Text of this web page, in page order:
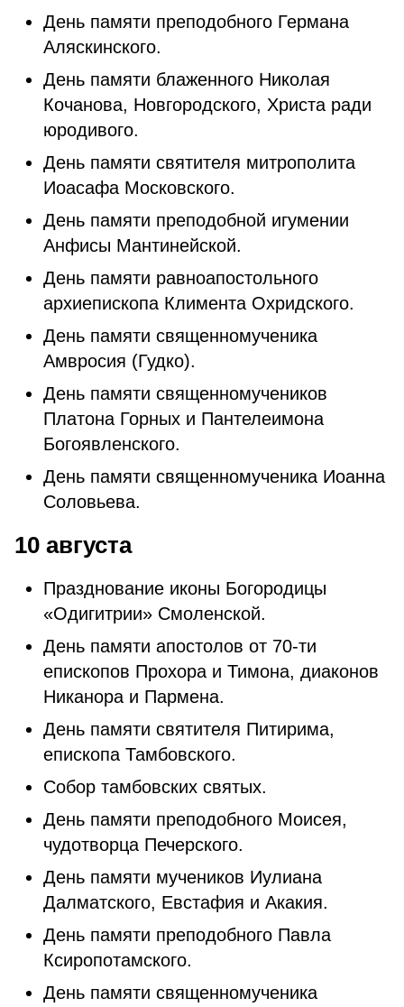
День памяти преподобного Германа
Аляскинского.
День памяти блаженного Николая
Кочанова, Новгородского, Христа ради
юродивого.
День памяти святителя митрополита
Иоасафа Московского.
День памяти преподобной игумении
Анфисы Мантинейской.
День памяти равноапостольного
архиепископа Климента Охридского.
День памяти священномученика
Амвросия (Гудко).
День памяти священномучеников
Платона Горных и Пантелеимона
Богоявленского.
День памяти священномученика Иоанна
Соловьева.
10 августа
Празднование иконы Богородицы
«Одигитрии» Смоленской.
День памяти апостолов от 70-ти
епископов Прохора и Тимона, диаконов
Никанора и Пармена.
День памяти святителя Питирима,
епископа Тамбовского.
Собор тамбовских святых.
День памяти преподобного Моисея,
чудотворца Печерского.
День памяти мучеников Иулиана
Далматского, Евстафия и Акакия.
День памяти преподобного Павла
Ксиропотамского.
День памяти священномученика